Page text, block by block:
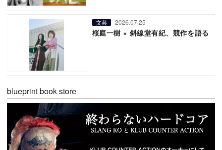
文芸 2026.07.25
桜庭一樹 × 斜線堂有紀、競作を語る
blueprint book store